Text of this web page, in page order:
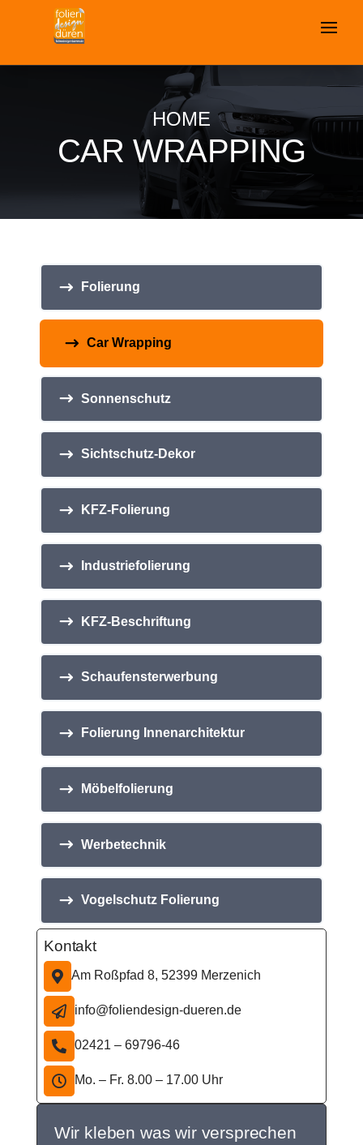
HOME
CAR WRAPPING
Folierung
Car Wrapping
Sonnenschutz
Sichtschutz-Dekor
KFZ-Folierung
Industriefolierung
KFZ-Beschriftung
Schaufensterwerbung
Folierung Innenarchitektur
Möbelfolierung
Werbetechnik
Vogelschutz Folierung
Kontakt
 Am Roßpfad 8, 52399 Merzenich
 info@foliendesign-dueren.de
 02421 – 69796-46
 Mo. – Fr. 8.00 – 17.00 Uhr
Wir kleben was wir versprechen